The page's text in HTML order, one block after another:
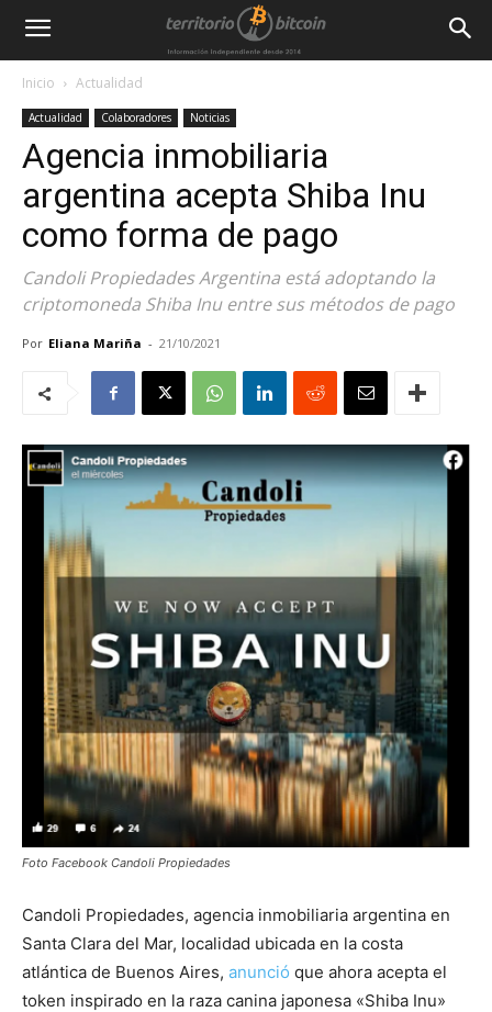
Inicio Actualidad
Actualidad Colaboradores Noticias
Agencia inmobiliaria
argentina acepta Shiba Inu
como forma de pago
Candoli Propiedades Argentina está adoptando la
criptomoneda Shiba Inu entre sus métodos de pago
Por Eliana Mariña - 21/10/2021
Foto Facebook Candoli Propiedades
Candoli Propiedades, agencia inmobiliaria argentina en
Santa Clara del Mar, localidad ubicada en la costa
atlántica de Buenos Aires, anunció que ahora acepta el
token inspirado en la raza canina japonesa «Shiba Inu»